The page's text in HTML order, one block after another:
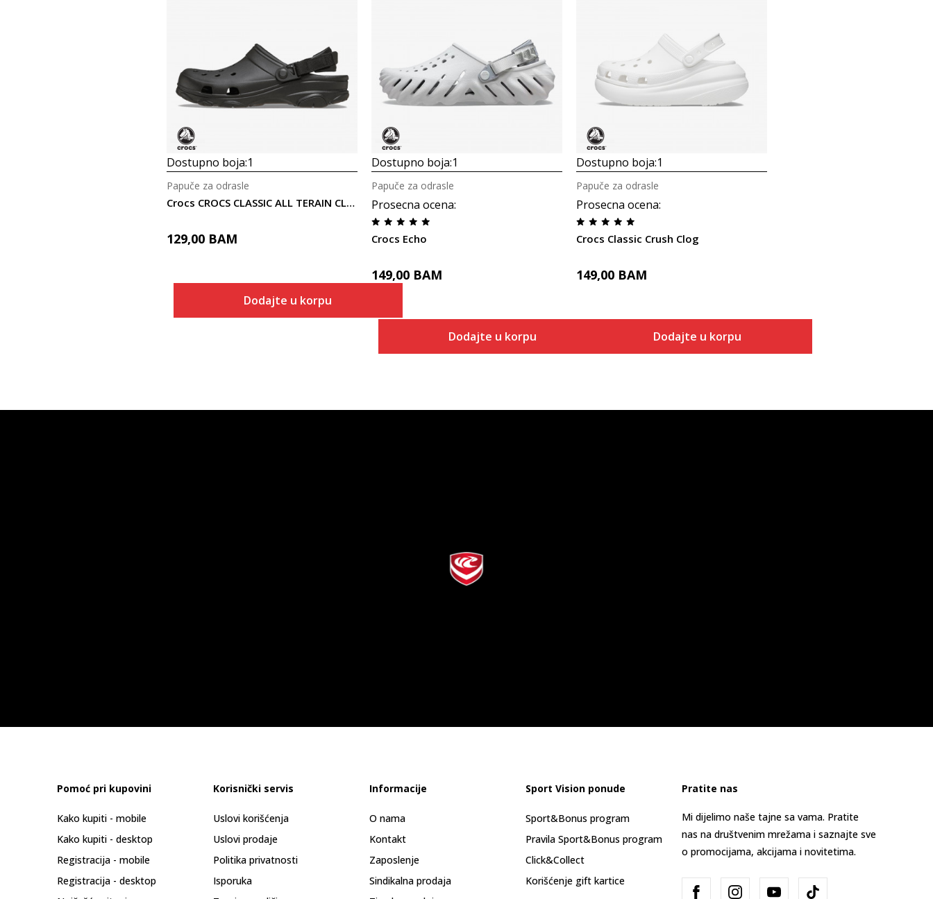
Dostupno boja:1
Crocs CROCS CLASSIC ALL TERAIN CLOG
Papuče za odrasle
129,00 BAM
Dodajte u korpu
Dostupno boja:1
Prosecna ocena:
Crocs Echo
Papuče za odrasle
149,00 BAM
Dodajte u korpu
Dostupno boja:1
Prosecna ocena:
Crocs Classic Crush Clog
Papuče za odrasle
149,00 BAM
Dodajte u korpu
Pomoć pri kupovini
Kako kupiti - mobile
Kako kupiti - desktop
Registracija - mobile
Registracija - desktop
Korisnički servis
Uslovi korišćenja
Uslovi prodaje
Politika privatnosti
Isporuka
Informacije
O nama
Kontakt
Zaposlenje
Sindikalna prodaja
Sport Vision ponude
Sport&Bonus program
Pravila Sport&Bonus program
Click&Collect
Korišćenje gift kartice
Pratite nas
Mi dijelimo naše tajne sa vama. Pratite
nas na društvenim mrežama i saznajte sve
o promocijama, akcijama i novitetima.